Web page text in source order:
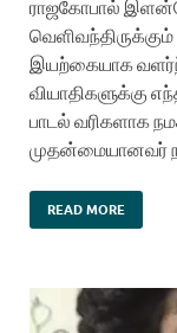
ராஜகோபால்
இயற்கையாக
வியாதிகளுக்கு
பாடல் வரிகளாக
முதன்மையானவர்
READ MORE